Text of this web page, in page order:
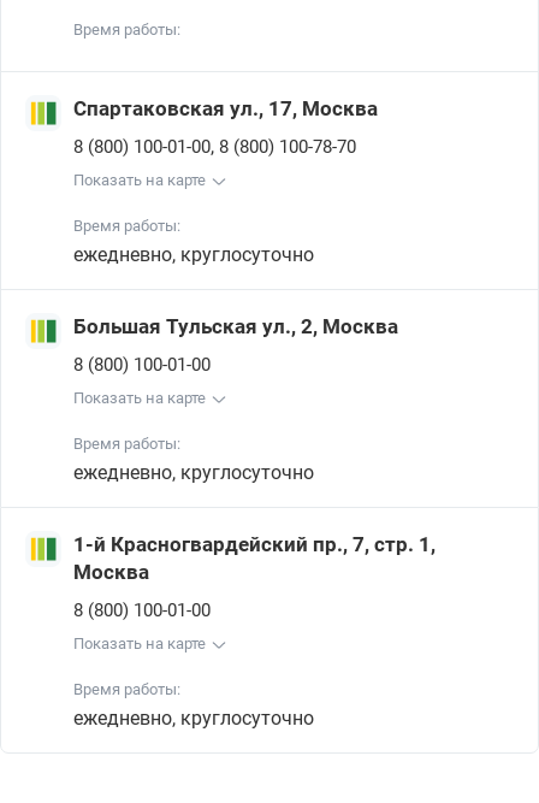
Время работы:
Спартаковская ул., 17, Москва
8 (800) 100-01-00, 8 (800) 100-78-70
Показать на карте
Время работы:
ежедневно, круглосуточно
Большая Тульская ул., 2, Москва
8 (800) 100-01-00
Показать на карте
Время работы:
ежедневно, круглосуточно
1-й Красногвардейский пр., 7, стр. 1,
Москва
8 (800) 100-01-00
Показать на карте
Время работы:
ежедневно, круглосуточно